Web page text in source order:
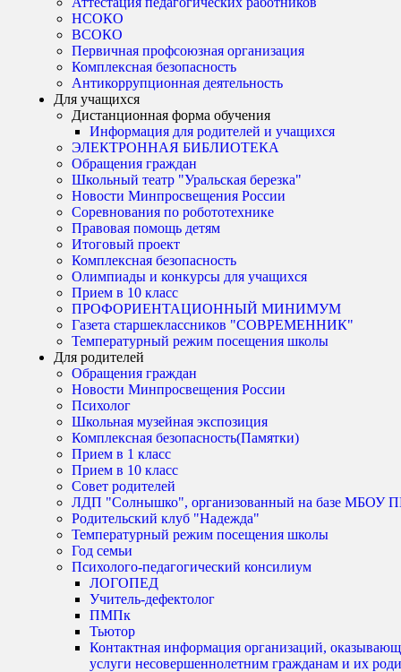
НСОКО
ВСОКО
Первичная профсоюзная организация
Комплексная безопасность
Антикоррупционная деятельность
Для учащихся
Дистанционная форма обучения
Информация для родителей и учащихся
ЭЛЕКТРОННАЯ БИБЛИОТЕКА
Обращения граждан
Школьный театр "Уральская березка"
Новости Минпросвещения России
Соревнования по робототехнике
Правовая помощь детям
Итоговый проект
Комплексная безопасность
Олимпиады и конкурсы для учащихся
Прием в 10 класс
ПРОФОРИЕНТАЦИОННЫЙ МИНИМУМ
Газета старшеклассников "СОВРЕМЕННИК"
Температурный режим посещения школы
Для родителей
Обращения граждан
Новости Минпросвещения России
Психолог
Школьная музейная экспозиция
Комплексная безопасность(Памятки)
Прием в 1 класс
Прием в 10 класс
Совет родителей
ЛДП "Солнышко", организованный на базе
Родительский клуб "Надежда"
Температурный режим посещения школы
Год семьи
Психолого-педагогический консилиум
ЛОГОПЕД
Учитель-дефектолог
ПМПк
Тьютор
Контактная информация организаций,
услуги несовершеннолетним гражданам и их